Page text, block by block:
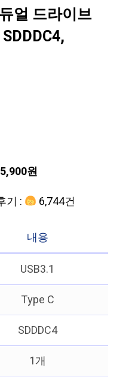
얼 드라이브
원
기 :
6,744건
내용
USB3.1
Type C
SDDDC4
1개